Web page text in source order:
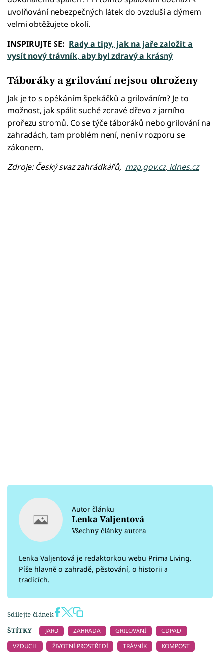
uvolňování nebezpečných látek do ovzduší a dýmem
velmi obtěžujete okolí.
INSPIRUJTE SE: Rady a tipy, jak na jaře založit a
vysít nový trávník, aby byl zdravý a krásný
Táboráky a grilování nejsou ohroženy
Jak je to s opékáním špekáčků a grilováním? Je to
možnost, jak spálit suché zdravé dřevo z jarního
prořezu stromů. Co se týče táboráků nebo grilování na
zahradách, tam problém není, není v rozporu se
zákonem.
Zdroje: Český svaz zahrádkářů, mzp.gov.cz, idnes.cz
Autor článku
Lenka Valjentová
Všechny články autora
Lenka Valjentová je redaktorkou webu Prima Living.
Píše hlavně o zahradě, pěstování, o historii a
tradicích.
Sdílejte článek
ŠTÍTKY
JARO ZAHRADA GRILOVÁNÍ
ODPAD
VZDUCH
ŽIVOTNÍ PROSTŘEDÍ TRÁVNÍK
KOMPOST